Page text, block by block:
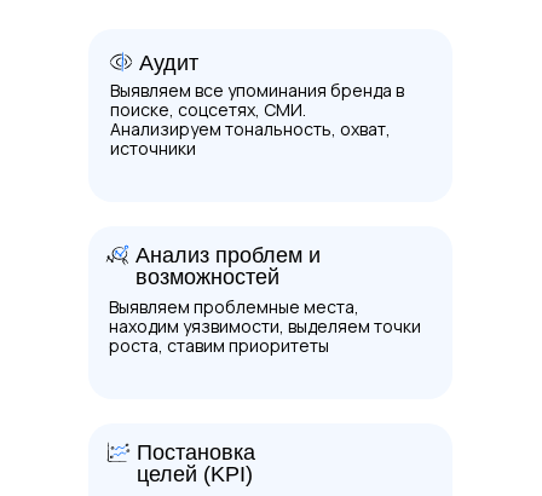
Аудит
Выявляем все упоминания бренда в
поиске, соцсетях, СМИ.
Анализируем тональность, охват,
источники
Анализ проблем и
возможностей
Выявляем проблемные места,
находим уязвимости, выделяем точки
роста, ставим приоритеты
Постановка
целей (KPI)